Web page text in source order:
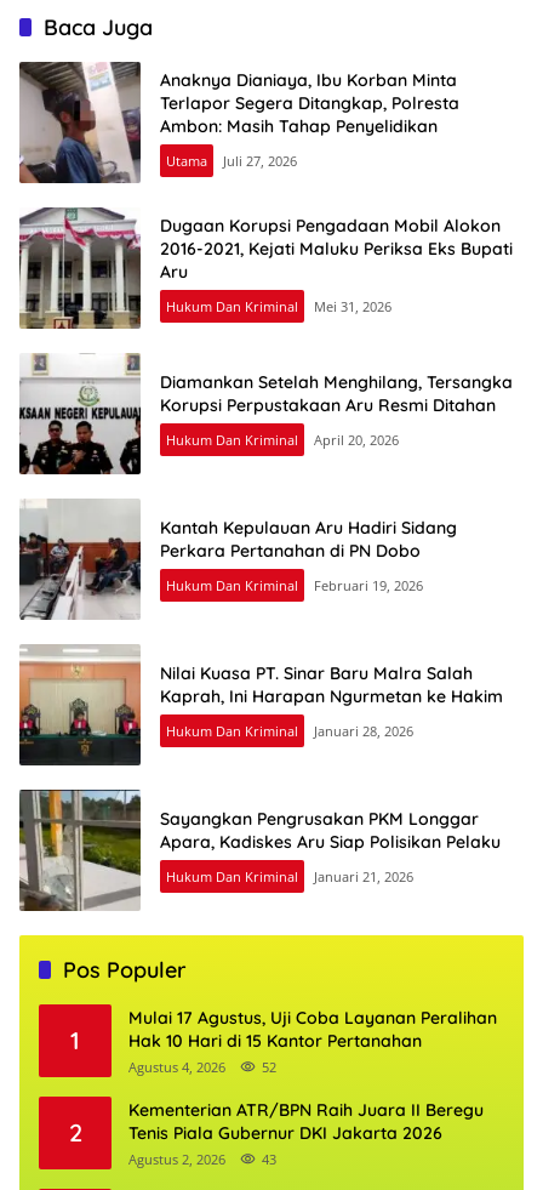
Baca Juga
Anaknya Dianiaya, Ibu Korban Minta
Terlapor Segera Ditangkap, Polresta
Ambon: Masih Tahap Penyelidikan
Utama Juli 27, 2026
Dugaan Korupsi Pengadaan Mobil Alokon
2016-2021, Kejati Maluku Periksa Eks Bupati
Aru
Hukum Dan Kriminal Mei 31, 2026
Diamankan Setelah Menghilang, Tersangka
Korupsi Perpustakaan Aru Resmi Ditahan
Hukum Dan Kriminal April 20, 2026
Kantah Kepulauan Aru Hadiri Sidang
Perkara Pertanahan di PN Dobo
Hukum Dan Kriminal Februari 19, 2026
Nilai Kuasa PT. Sinar Baru Malra Salah
Kaprah, Ini Harapan Ngurmetan ke Hakim
Hukum Dan Kriminal Januari 28, 2026
Sayangkan Pengrusakan PKM Longgar
Apara, Kadiskes Aru Siap Polisikan Pelaku
Hukum Dan Kriminal Januari 21, 2026
Pos Populer
1
Mulai 17 Agustus, Uji Coba Layanan Peralihan
Hak 10 Hari di 15 Kantor Pertanahan
Agustus 4, 2026 52
2
Kementerian ATR/BPN Raih Juara II Beregu
Tenis Piala Gubernur DKI Jakarta 2026
Agustus 2, 2026 43